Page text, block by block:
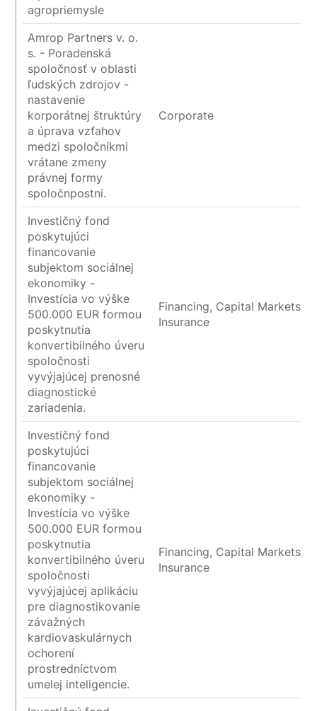
agropriemysle
Amrop Partners v. o.
s. - Poradenská
spoločnosť v oblasti
ľudských zdrojov -
nastavenie
korporátnej štruktúry
a úprava vzťahov
medzi spoločníkmi
vrátane zmeny
právnej formy
spoločnpostni.
Corporate
Investičný fond
poskytujúci
financovanie
subjektom sociálnej
ekonomiky -
Investícia vo výške
500.000 EUR formou
poskytnutia
konvertibilného úveru
spoločnosti
vyvýjajúcej prenosné
diagnostické
zariadenia.
Financing, Capital Markets
Insurance
Investičný fond
poskytujúci
financovanie
subjektom sociálnej
ekonomiky -
Investícia vo výške
500.000 EUR formou
poskytnutia
konvertibilného úveru
spoločnosti
vyvýjajúcej aplikáciu
pre diagnostikovanie
závažných
kardiovaskulárnych
ochorení
prostredníctvom
umelej inteligencie.
Financing, Capital Markets
Insurance